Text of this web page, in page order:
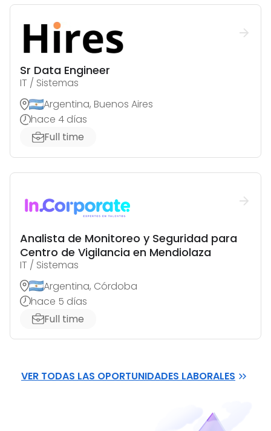
Sr Data Engineer
IT / Sistemas
Argentina, Buenos Aires
hace 4 días
Full time
Analista de Monitoreo y Seguridad para
Centro de Vigilancia en Mendiolaza
IT / Sistemas
Argentina, Córdoba
hace 5 días
Full time
VER TODAS LAS OPORTUNIDADES LABORALES